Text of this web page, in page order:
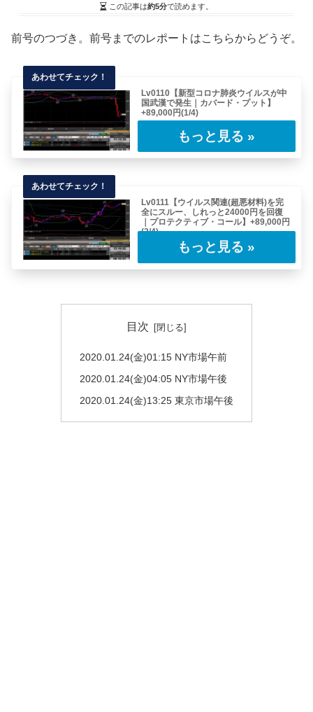
この記事は約5分で読めます。
前号のつづき。前号までのレポートはこちらからどうぞ。
Lv0110【新型コロナ肺炎ウイルスが中
国武漢で発生｜カバード・プット】
+89,000円(1/4)
炎ウイルスに対応したトレードを行っていった
Lv0111【ウイルス関連(超悪材料)を完
全にスルー、しれっと24000円を回復
｜プロテクティブ・コール】+89,000円
(2/4)
前号のつづき。前号のレポートはこちらからど
うぞ。2020.01.22(水)15:15 東……
目次
2020.01.24(金)01:15 NY市場午前
2020.01.24(金)04:05 NY市場午後
2020.01.24(金)13:25 東京市場午後